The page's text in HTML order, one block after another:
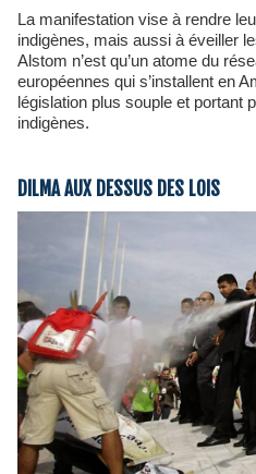
La manifestation vise à rendre
indigènes, mais aussi à éveiller
Alstom n’est qu’un atome du
européennes qui s’installent en
législation plus souple et portant
indigènes.
DILMA AUX DESSUS DES LOIS